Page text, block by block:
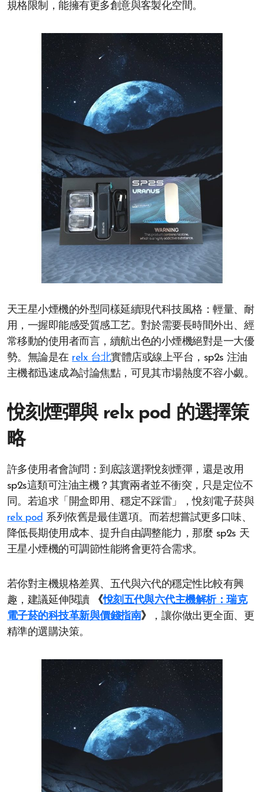
規格限制，能擁有更多創意與客製化空間。
天王星小煙機的外型同樣延續現代科技風格：輕量、耐
用，一握即能感受質感工艺。對於需要長時間外出、經
常移動的使用者而言，續航出色的小煙機絕對是一大優
勢。無論是在 relx 台北實體店或線上平台，sp2s 注油
主機都迅速成為討論焦點，可見其市場熱度不容小覷。
悅刻煙彈與 relx pod 的選擇策
略
許多使用者會詢問：到底該選擇悅刻煙彈，還是改用
sp2s這類可注油主機？其實兩者並不衝突，只是定位不
同。若追求「開盒即用、穩定不踩雷」，悅刻電子菸與
relx pod 系列依舊是最佳選項。而若想嘗試更多口味、
降低長期使用成本、提升自由調整能力，那麼 sp2s 天
王星小煙機的可調節性能將會更符合需求。
若你對主機規格差異、五代與六代的穩定性比較有興
趣，建議延伸閱讀
《悅刻五代與六代主機解析：瑞克
電子菸的科技革新與價錢指南》
，讓你做出更全面、更
精準的選購決策。